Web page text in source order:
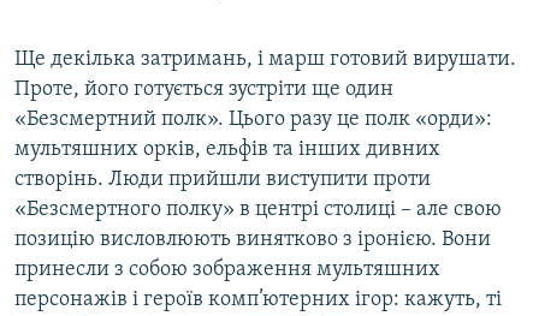
Ще декілька затримань, і марш готовий вирушати.
Проте, його готується зустріти ще один
«Безсмертний полк». Цього разу це полк «орди»:
мультяшних орків, ельфів та інших дивних
створінь. Люди прийшли виступити проти
«Безсмертного полку» в центрі столиці – але свою
позицію висловлюють винятково з іронією. Вони
принесли з собою зображення мультяшних
персонажів і героїв комп’ютерних ігор: кажуть, ті